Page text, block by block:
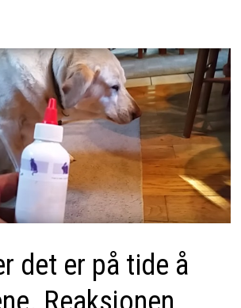
det er på tide å